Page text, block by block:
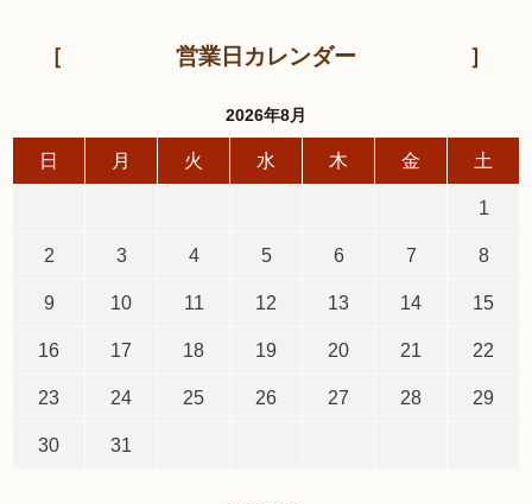
営業日カレンダー
2026年8月
日 月 火 水 木 金 土
1
2 3 4 5 6 7 8
9 10 11 12 13 14 15
16 17 18 19 20 21 22
23 24 25 26 27 28 29
30 31